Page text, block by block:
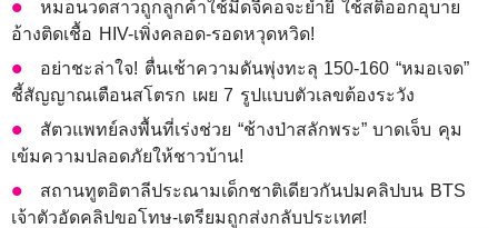
หมอนวดสาวถูกลูกค้าใช้มีดจี้คอจะย่ำยี ใช้สติออกอุบาย
อ้างติดเชื้อ HIV-เพิ่งคลอด-รอดหวุดหวิด!
อย่าชะล่าใจ! ตื่นเช้าความดันพุ่งทะลุ 150-160 “หมอเจด”
ชี้สัญญาณเตือนสโตรก เผย 7 รูปแบบตัวเลขต้องระวัง
สัตวแพทย์ลงพื้นที่เร่งช่วย “ช้างป่าสลักพระ” บาดเจ็บ คุม
เข้มความปลอดภัยให้ชาวบ้าน!
สถานทูตอิตาลีประณามเด็กชาติเดียวกันปมคลิปบน BTS
เจ้าตัวอัดคลิปขอโทษ-เตรียมถูกส่งกลับประเทศ!